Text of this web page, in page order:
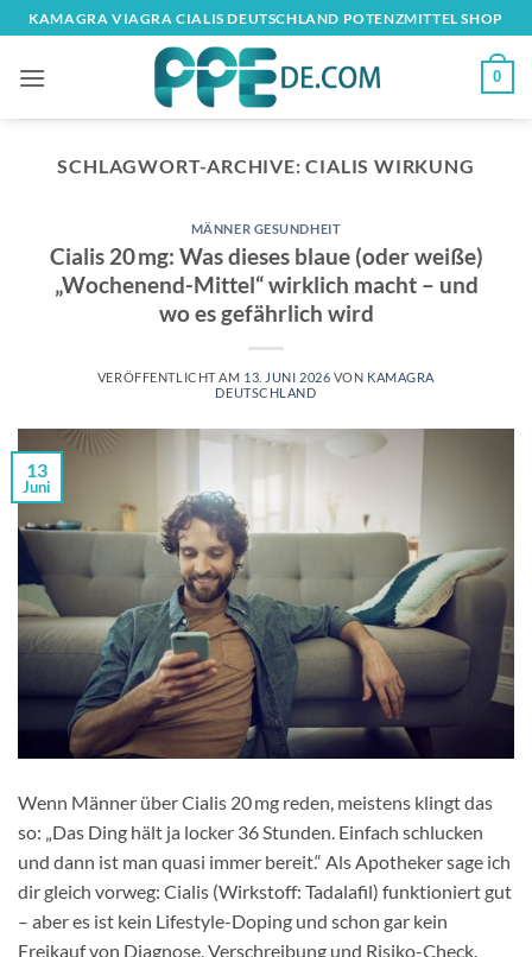
Zum
Inhalt
springen
KAMAGRA VIAGRA​ CIALIS DEUTSCHLAND POTENZMITTEL SHOP​
0
SCHLAGWORT-ARCHIVE:CIALIS WIRKUNG
MÄNNER GESUNDHEIT
Cialis 20 mg: Was dieses blaue (oder weiße)
„Wochenend-Mittel“ wirklich macht – und
wo es gefährlich wird
VERÖFFENTLICHT AM 13. JUNI 2026 VON KAMAGRA
DEUTSCHLAND
13
Juni
Wenn Männer über Cialis 20 mg​ reden, meistens klingt das
so: „Das Ding hält ja locker 36 Stunden. Einfach schlucken
und dann ist man quasi immer bereit.“ Als Apotheker sage ich
dir gleich vorweg: Cialis (Wirkstoff: Tadalafil) funktioniert gut
– aber es ist kein Lifestyle-Doping und schon gar kein
Freikauf von Diagnose, Verschreibung und Risiko-Check.​